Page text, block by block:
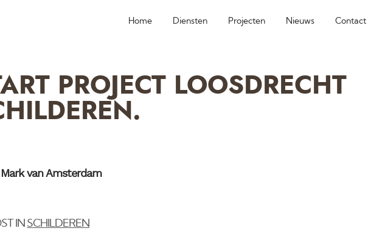
Home Diensten Projecten Nieuws Contact
PROJECT LOOSDRECHT
van Amsterdam
IN SCHILDEREN